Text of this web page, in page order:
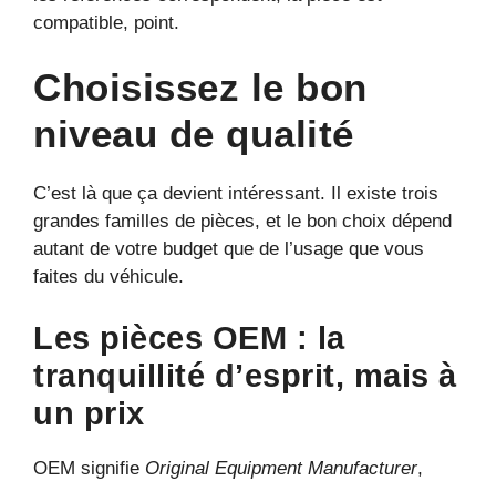
compatible, point.
Choisissez le bon
niveau de qualité
C’est là que ça devient intéressant. Il existe trois
grandes familles de pièces, et le bon choix dépend
autant de votre budget que de l’usage que vous
faites du véhicule.
Les pièces OEM : la
tranquillité d’esprit, mais à
un prix
OEM signifie Original Equipment Manufacturer,